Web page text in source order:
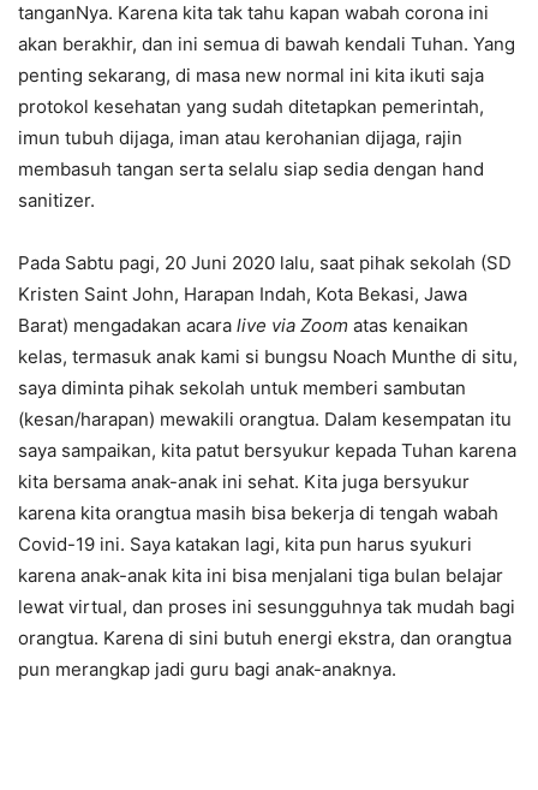
tanganNya. Karena kita tak tahu kapan wabah corona ini
akan berakhir, dan ini semua di bawah kendali Tuhan. Yang
penting sekarang, di masa new normal ini kita ikuti saja
protokol kesehatan yang sudah ditetapkan pemerintah,
imun tubuh dijaga, iman atau kerohanian dijaga, rajin
membasuh tangan serta selalu siap sedia dengan hand
sanitizer.
Pada Sabtu pagi, 20 Juni 2020 lalu, saat pihak sekolah (SD
Kristen Saint John, Harapan Indah, Kota Bekasi, Jawa
Barat) mengadakan acara live via Zoom atas kenaikan
kelas, termasuk anak kami si bungsu Noach Munthe di situ,
saya diminta pihak sekolah untuk memberi sambutan
(kesan/harapan) mewakili orangtua. Dalam kesempatan itu
saya sampaikan, kita patut bersyukur kepada Tuhan karena
kita bersama anak-anak ini sehat. Kita juga bersyukur
karena kita orangtua masih bisa bekerja di tengah wabah
Covid-19 ini. Saya katakan lagi, kita pun harus syukuri
karena anak-anak kita ini bisa menjalani tiga bulan belajar
lewat virtual, dan proses ini sesungguhnya tak mudah bagi
orangtua. Karena di sini butuh energi ekstra, dan orangtua
pun merangkap jadi guru bagi anak-anaknya.